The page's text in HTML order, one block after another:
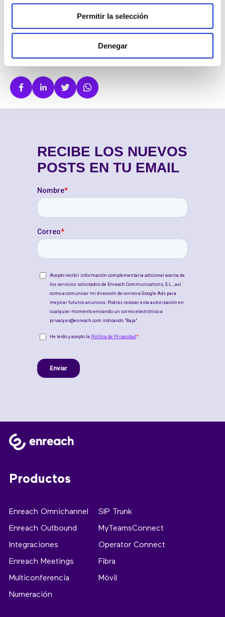
Permitir la selección
Denegar
Sistemas de telefonía empresarial
Ventas & Marketing
Productos
Enreach Omnichannel
Enreach Outbound
Integraciones
Enreach Meetings
Multiconferencia
Numeración
SIP Trunk
MyTeamsConnect
Operator Connect
Fibra
Móvil